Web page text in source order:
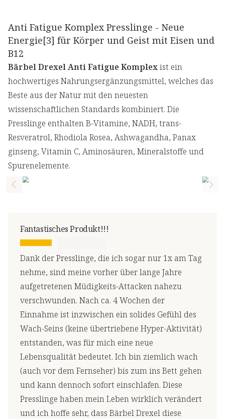
Anti Fatigue Komplex Presslinge - Neue
Energie[3] für Körper und Geist mit Eisen und
B12
Bärbel Drexel Anti Fatigue Komplexist ein
hochwertiges Nahrungsergänzungsmittel, welches das
Beste aus der Natur mit den neuesten
wissenschaftlichen Standards kombiniert. Die
Presslinge enthalten B-Vitamine, NADH, trans-
Resveratrol, Rhodiola Rosea, Ashwagandha, Panax
ginseng, Vitamin C, Aminosäuren, Mineralstoffe und
Spurenelemente.
Previous slide
Fantastisches Produkt!!!
Dank der Presslinge, die ich sogar nur 1x am Tag
nehme, sind meine vorher über lange Jahre
aufgetretenen Müdigkeits-Attacken nahezu
verschwunden. Nach ca. 4 Wochen der
Einnahme ist inzwischen ein solides Gefühl des
Wach-Seins (keine übertriebene Hyper-Aktivität)
entstanden, was für mich eine neue
Lebensqualität bedeutet. Ich bin ziemlich wach
(auch vor dem Fernseher) bis zum ins Bett gehen
und kann dennoch sofort einschlafen. Diese
Presslinge haben mein Leben wirklich verändert
und ich hoffe sehr, dass Bärbel Drexel diese